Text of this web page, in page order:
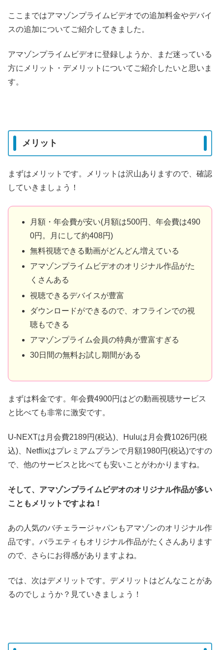
ここまではアマゾンプライムビデオでの追加料金やデバイ
スの追加についてご紹介してきました。
アマゾンプライムビデオに登録しようか、まだ迷っている
方にメリット・デメリットについてご紹介したいと思いま
す。
メリット
まずはメリットです。メリットは沢山ありますので、確認
していきましょう！
月額・年会費が安い(月額は500円、年会費は490
0円。月にして約408円)
無料視聴できる動画がどんどん増えている
アマゾンプライムビデオのオリジナル作品がた
くさんある
視聴できるデバイスが豊富
ダウンロードができるので、オフラインでの視
聴もできる
アマゾンプライム会員の特典が豊富すぎる
30日間の無料お試し期間がある
まずは料金です。年会費4900円はどの動画視聴サービス
と比べても非常に激安です。
U-NEXTは月会費2189円(税込)、Huluは月会費1026円(税
込)、Netflixはプレミアムプランで月額1980円(税込)ですの
で、他のサービスと比べても安いことがわかりますね。
そして、アマゾンプライムビデオのオリジナル作品が多い
こともメリットですよね！
あの人気のバチェラージャパンもアマゾンのオリジナル作
品です。バラエティもオリジナル作品がたくさんあります
ので、さらにお得感がありますよね。
では、次はデメリットです。デメリットはどんなことがあ
るのでしょうか？見ていきましょう！